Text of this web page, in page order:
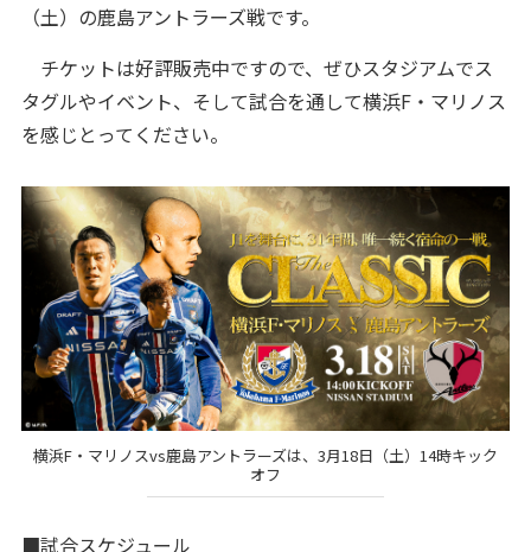
（土）の鹿島アントラーズ戦です。
チケットは好評販売中ですので、ぜひスタジアムでス
タグルやイベント、そして試合を通して横浜F・マリノス
を感じとってください。
横浜F・マリノスvs鹿島アントラーズは、3月18日（土）14時キック
オフ
■試合スケジュール